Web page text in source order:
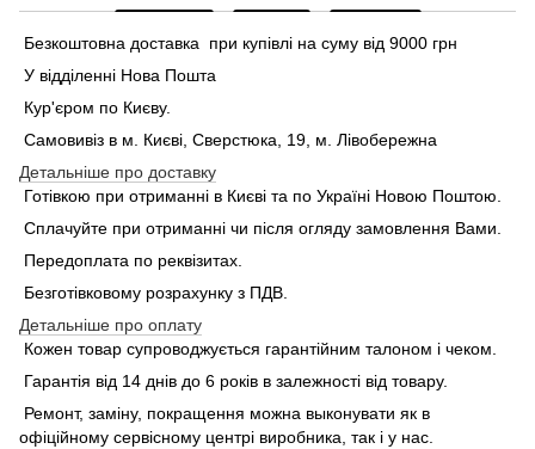
Безкоштовна доставка при купівлі на суму від 9000 грн
У відділенні Нова Пошта
Кур'єром по Києву.
Самовивіз в м. Києві, Сверстюка, 19, м. Лівобережна
Детальніше про доставку
Готівкою при отриманні в Києві та по Україні Новою Поштою.
Сплачуйте при отриманні чи після огляду замовлення Вами.
Передоплата по реквізитах.
Безготівковому розрахунку з ПДВ.
Детальніше про оплату
Кожен товар супроводжується гарантійним талоном і чеком.
Гарантія від 14 днів до 6 років в залежності від товару.
Ремонт, заміну, покращення можна выконувати як в
офіційному сервісному центрі виробника, так і у нас.